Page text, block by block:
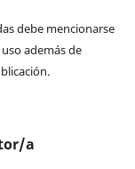
debe mencionarse
además de
a